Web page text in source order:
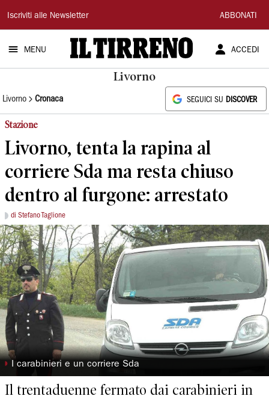
Il
Tirreno
Iscriviti alle Newsletter ABBONATI
MENU ACCEDI
Livorno
Livorno Cronaca SEGUICI SU DISCOVER
Stazione
Livorno, tenta la rapina al
corriere Sda ma resta chiuso
dentro al furgone: arrestato
di Stefano Taglione
◗ I carabinieri e un corriere Sda
Il trentaduenne fermato dai carabinieri in